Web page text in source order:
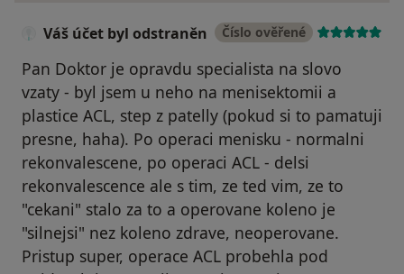
Váš účet byl odstraněn Číslo ověřené
Pan Doktor je opravdu specialista na slovo
vzaty - byl jsem u neho na menisektomii a
plastice ACL, step z patelly (pokud si to pamatuji
presne, haha). Po operaci menisku - normalni
rekonvalescene, po operaci ACL - delsi
rekonvalescence ale s tim, ze ted vim, ze to
"cekani" stalo za to a operovane koleno je
"silnejsi" nez koleno zdrave, neoperovane.
Pristup super, operace ACL probehla pod